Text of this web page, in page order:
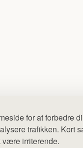
for at forbedre
trafikken. Kort
være irriterende.